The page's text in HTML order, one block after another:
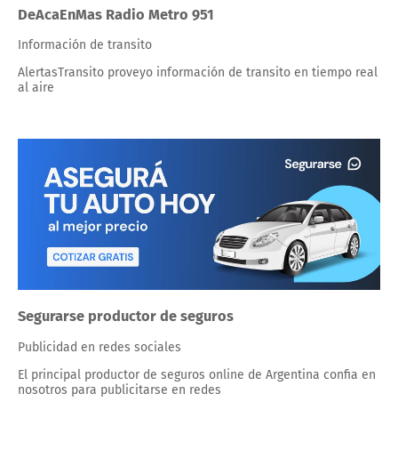
DeAcaEnMas Radio Metro 951
Información de transito
AlertasTransito proveyo información de transito en tiempo real
al aire
Segurarse productor de seguros
Publicidad en redes sociales
El principal productor de seguros online de Argentina confia en
nosotros para publicitarse en redes